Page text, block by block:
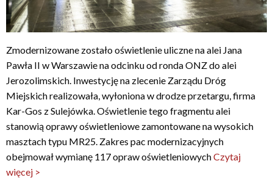
Zmodernizowane zostało oświetlenie uliczne na alei Jana
Pawła II w Warszawie na odcinku od ronda ONZ do alei
Jerozolimskich. Inwestycję na zlecenie Zarządu Dróg
Miejskich realizowała, wyłoniona w drodze przetargu, firma
Kar-Gos z Sulejówka. Oświetlenie tego fragmentu alei
stanowią oprawy oświetleniowe zamontowane na wysokich
masztach typu MR25. Zakres pac modernizacyjnych
obejmował wymianę 117 opraw oświetleniowychCzytaj
więcej >